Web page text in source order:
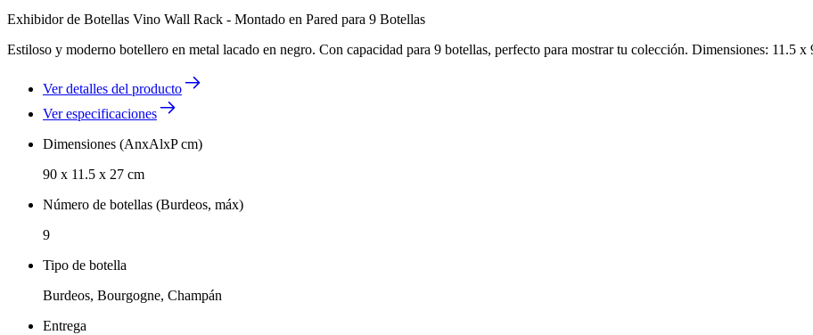
Exhibidor de Botellas Vino Wall Rack - Montado en Pared para 9 Botellas
Estiloso y moderno botellero en metal lacado en negro. Con capacidad para 9 botellas, perfecto para mostrar tu colección. Dimensiones: 11.5
Ver detalles del producto
Ver especificaciones
Dimensiones (AnxAlxP cm)
90 x 11.5 x 27 cm
Número de botellas (Burdeos, máx)
9
Tipo de botella
Burdeos, Bourgogne, Champán
Entrega